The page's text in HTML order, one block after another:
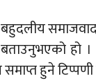
हो
हुने टिप्पणी